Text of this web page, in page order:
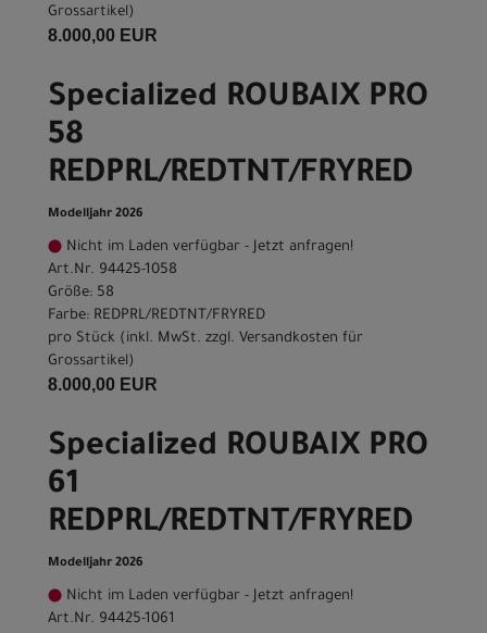
Grossartikel)
8.000,00 EUR
Specialized ROUBAIX PRO
58
REDPRL/REDTNT/FRYRED
Modelljahr 2026
Nicht im Laden verfügbar - Jetzt anfragen!
Art.Nr. 94425-1058
Größe: 58
Farbe: REDPRL/REDTNT/FRYRED
pro Stück (inkl. MwSt. zzgl. Versandkosten für
Grossartikel)
8.000,00 EUR
Specialized ROUBAIX PRO
61
REDPRL/REDTNT/FRYRED
Modelljahr 2026
Nicht im Laden verfügbar - Jetzt anfragen!
Art.Nr. 94425-1061